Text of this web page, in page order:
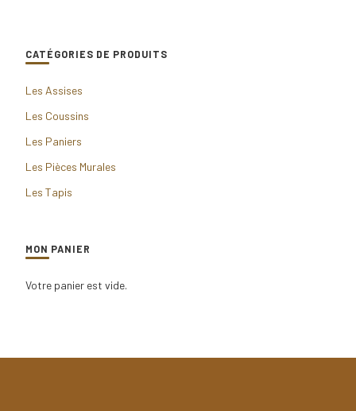
CATÉGORIES DE PRODUITS
Les Assises
Les Coussins
Les Paniers
Les Pièces Murales
Les Tapis
MON PANIER
Votre panier est vide.